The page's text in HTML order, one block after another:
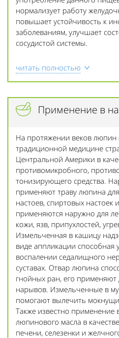
нормализует работу
повышает устойчивость к
заболеваниям, улучшает
сосудистой системы.
читать полностью
Применение в
На протяжении веков люпин
традиционной медицине
Центральной Америки в
противомикробного,
тонизирующего средства.
применяют траву люпина
настоев, спиртовых настоек
применяются наружно для
кожи, язв, припухлостей,
Измельченная в кашицу
виде аппликации способная
воспалении седалищного
суставах. Отвар люпина
гнойных ран, его применяют
нарывов. Измельченные в
помогают вылечить
Также известно
люпинового масла в
печени, селезенки и